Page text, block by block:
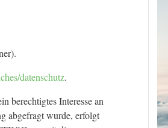
datenschutz.
berechtigtes Interesse an
abgefragt wurde, erfolgt